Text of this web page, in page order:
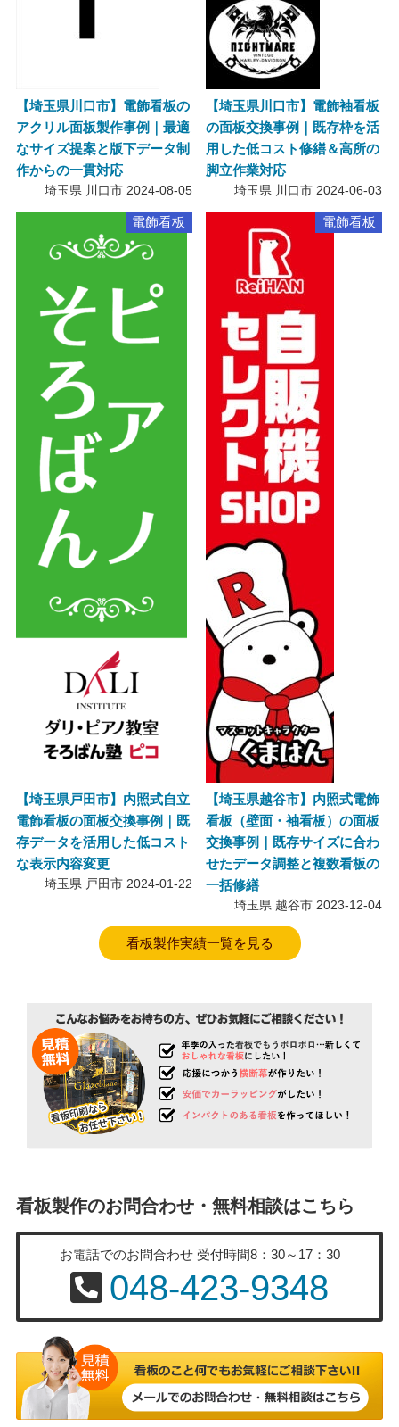
【埼玉県川口市】電飾看板の
アクリル面板製作事例｜最適
なサイズ提案と版下データ制
作からの一貫対応
埼玉県 川口市 2024-08-05
【埼玉県川口市】電飾袖看板
の面板交換事例｜既存枠を活
用した低コスト修繕＆高所の
脚立作業対応
埼玉県 川口市 2024-06-03
電飾看板
【埼玉県戸田市】内照式自立
電飾看板の面板交換事例｜既
存データを活用した低コスト
な表示内容変更
埼玉県 戸田市 2024-01-22
電飾看板
【埼玉県越谷市】内照式電飾
看板（壁面・袖看板）の面板
交換事例｜既存サイズに合わ
せたデータ調整と複数看板の
一括修繕
埼玉県 越谷市 2023-12-04
看板製作実績一覧を見る
看板製作のお問合わせ・無料相談はこちら
お電話でのお問合わせ 受付時間8：30～17：30
048-423-9348